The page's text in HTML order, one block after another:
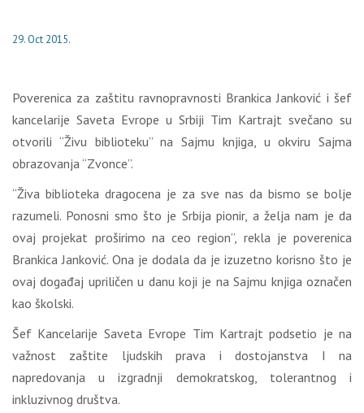
29. Oct 2015.
Poverenica za zaštitu ravnopravnosti Brankica Janković i šef
kancelarije Saveta Evrope u Srbiji Tim Kartrajt svečano su
otvorili “Živu biblioteku” na Sajmu knjiga, u okviru Sajma
obrazovanja “Zvonce”.
“Živa biblioteka dragocena je za sve nas da bismo se bolje
razumeli. Ponosni smo što je Srbija pionir, a želja nam je da
ovaj projekat proširimo na ceo region”, rekla je poverenica
Brankica Janković. Ona je dodala da je izuzetno korisno što je
ovaj događaj upriličen u danu koji je na Sajmu knjiga označen
kao školski.
Šef Kancelarije Saveta Evrope Tim Kartrajt podsetio je na
važnost zaštite ljudskih prava i dostojanstva I na
napredovanja u izgradnji demokratskog, tolerantnog i
inkluzivnog društva.